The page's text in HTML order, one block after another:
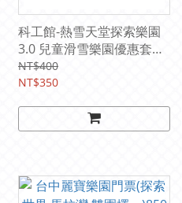
科工館-熱雪天堂探索樂園
3.0 兒童滑雪樂園優惠套票
350元:(電子票)
NT$400
NT$350